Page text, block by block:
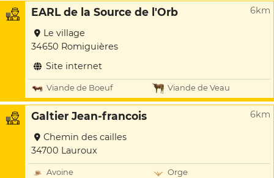
EARL de la Source de l'Orb 6km
Le village
34650 Romiguières
Site internet
Viande de Boeuf Viande de Veau
Galtier Jean-francois 6km
Chemin des cailles
34700 Lauroux
Avoine
Orge